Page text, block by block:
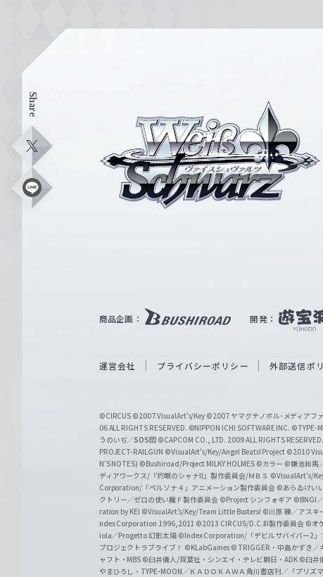
Share
X
L
ス
W
i
c
h
w
a
r
z
商品企画： 開発：
運営会社 プライバシーポリシー 外部送信ポ
©CIRCUS ©2007 VisualArt's/Key ©2007 ヤマグチノボル･メディアフ
06 ALL RIGHTS RESERVED. ©NIPPON ICHI SOFTWARE INC. ©TYPE-
うのいぢ／SOS団 ©CAPCOM CO., LTD. 2009 ALL RIGHTS RESERVED.
PROJECT-RAILGUN ©VisualArt's/Key/Angel Beats! Project ©2010
N'S NOTES) ©Bushiroad/Project MILKY HOLMES ©カラー ©鎌池和馬
ディアワークス/『灼眼のシャナII』製作委員会/ＭＢＳ ©VisualArt's/
Corporation/「ペルソナ４」アニメーション製作委員会 ©あらゐけい
クトリー／ゼロの使い魔Ｆ製作委員会 ©Project シンフォギア ©BNGI
ration by KEI ©VisualArt's/Key/Team Little Busters! ©川原 礫／アスキ
ndex Corporation 1996,2011 ©2013 CIRCUS/D.C.III製作委員会 ©オ
iola／Progetto 幻影太陽 ©Index Corporation/「デビルサバイバー2」
プロジェクトラブライブ！ ©KLabGames © TRIGGER・中島かずき／
ャフト・MBS ©臼井儀人/双葉社・シンエイ・テレビ朝日・ADK ©臼井
やまひろし・TYPE-MOON／ＫＡＤＯＫＡＷＡ 角川書店刊／「プリズ